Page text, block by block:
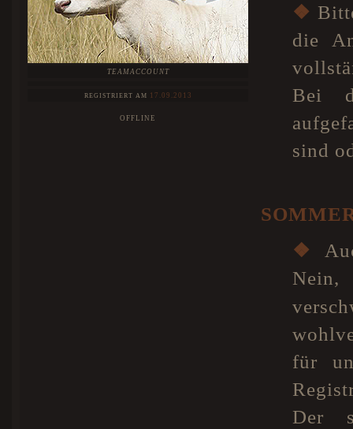
TEAMACCOUNT
REGISTRIERT AM 17.09.2013
OFFLINE
❖
die
Bei
sind
❖
für
Der